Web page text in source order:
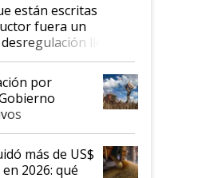
están escritas
fuera un
llegó
y hasta se
al IPCVA
por
más de US$
2026: qué